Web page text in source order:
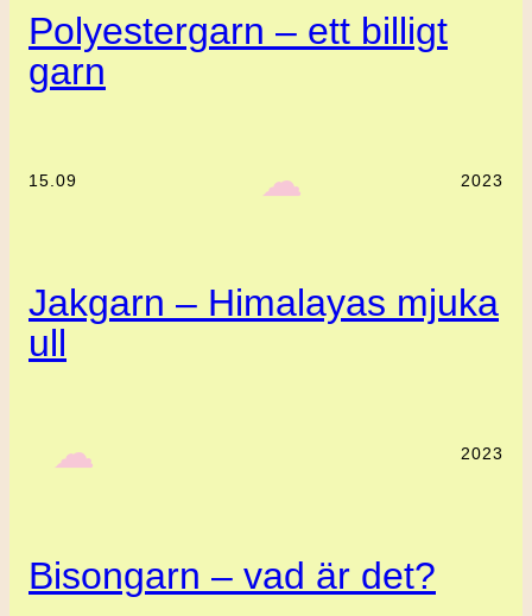
Polyestergarn – ett billigt
garn
15.09 ‎ ‎‎ ☁︎‎‎ 2023
Jakgarn – Himalayas mjuka
ull
‎ ‎‎ ☁︎‎‎ 2023
Bisongarn – vad är det?